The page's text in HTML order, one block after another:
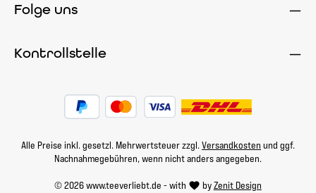
Folge uns
Kontrollstelle
© 2026 www.teeverliebt.de - with byZenit Design
Alle Preise inkl. gesetzl. Mehrwertsteuer zzgl. Versandkosten und ggf.
Nachnahmegebühren, wenn nicht anders angegeben.